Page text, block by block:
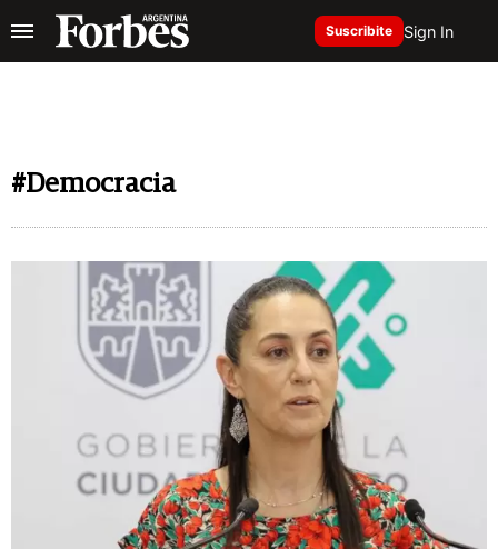
Suscribite Sign In
#Democracia